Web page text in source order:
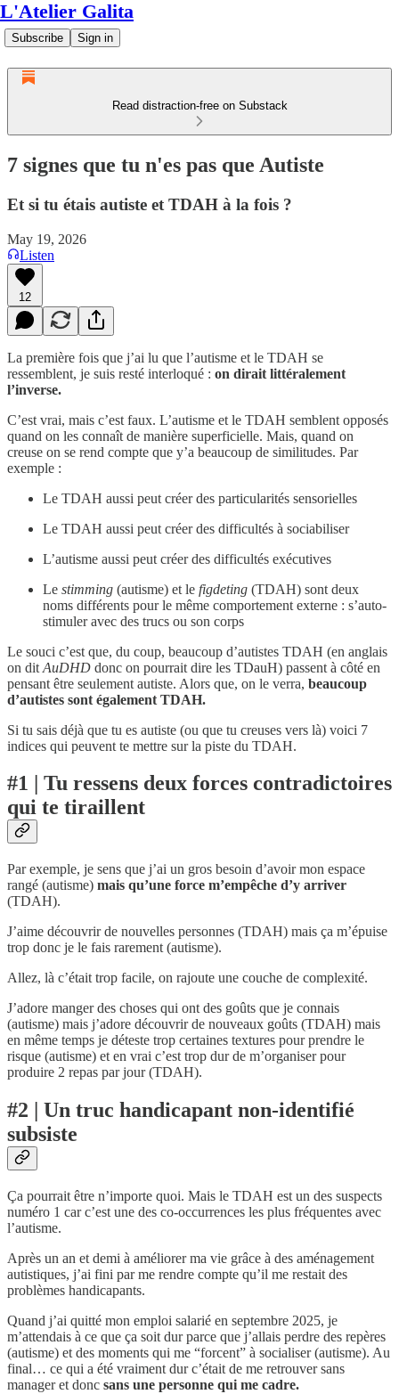
L'Atelier Galita
Subscribe Sign in
Read distraction-free on Substack
7 signes que tu n'es pas que Autiste
Et si tu étais autiste et TDAH à la fois ?
May 19, 2026
Listen
12
La première fois que j’ai lu que l’autisme et le TDAH se
ressemblent, je suis resté interloqué : on dirait littéralement
l’inverse.
C’est vrai, mais c’est faux. L’autisme et le TDAH semblent opposés
quand on les connaît de manière superficielle. Mais, quand on
creuse on se rend compte que y’a beaucoup de similitudes. Par
exemple :
Le TDAH aussi peut créer des particularités sensorielles
Le TDAH aussi peut créer des difficultés à sociabiliser
L’autisme aussi peut créer des difficultés exécutives
Le stimming (autisme) et le figdeting (TDAH) sont deux
noms différents pour le même comportement externe : s’auto-
stimuler avec des trucs ou son corps
Le souci c’est que, du coup, beaucoup d’autistes TDAH (en anglais
on dit AuDHD donc on pourrait dire les TDauH) passent à côté en
pensant être seulement autiste. Alors que, on le verra, beaucoup
d’autistes sont également TDAH.
Si tu sais déjà que tu es autiste (ou que tu creuses vers là) voici 7
indices qui peuvent te mettre sur la piste du TDAH.
#1 | Tu ressens deux forces contradictoires
qui te tiraillent
Par exemple, je sens que j’ai un gros besoin d’avoir mon espace
rangé (autisme) mais qu’une force m’empêche d’y arriver
(TDAH).
J’aime découvrir de nouvelles personnes (TDAH) mais ça m’épuise
trop donc je le fais rarement (autisme).
Allez, là c’était trop facile, on rajoute une couche de complexité.
J’adore manger des choses qui ont des goûts que je connais
(autisme) mais j’adore découvrir de nouveaux goûts (TDAH) mais
en même temps je déteste trop certaines textures pour prendre le
risque (autisme) et en vrai c’est trop dur de m’organiser pour
produire 2 repas par jour (TDAH).
#2 | Un truc handicapant non-identifié
subsiste
Ça pourrait être n’importe quoi. Mais le TDAH est un des suspects
numéro 1 car c’est une des co-occurrences les plus fréquentes avec
l’autisme.
Après un an et demi à améliorer ma vie grâce à des aménagement
autistiques, j’ai fini par me rendre compte qu’il me restait des
problèmes handicapants.
Quand j’ai quitté mon emploi salarié en septembre 2025, je
m’attendais à ce que ça soit dur parce que j’allais perdre des repères
(autisme) et des moments qui me “forcent” à socialiser (autisme). Au
final… ce qui a été vraiment dur c’était de me retrouver sans
manager et donc sans une personne qui me cadre.